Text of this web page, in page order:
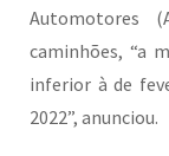
Automotores
caminhões, “a
inferior à de
2022”, anunciou.